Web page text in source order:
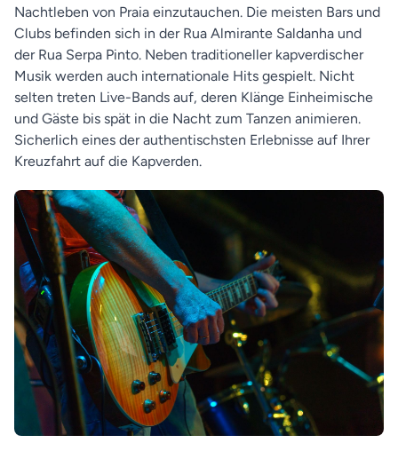
Nachtleben von Praia einzutauchen. Die meisten Bars und
Clubs befinden sich in der Rua Almirante Saldanha und
der Rua Serpa Pinto. Neben traditioneller kapverdischer
Musik werden auch internationale Hits gespielt. Nicht
selten treten Live-Bands auf, deren Klänge Einheimische
und Gäste bis spät in die Nacht zum Tanzen animieren.
Sicherlich eines der authentischsten Erlebnisse auf Ihrer
Kreuzfahrt auf die Kapverden.